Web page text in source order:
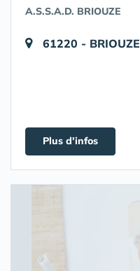
A.S.S.A.D. BRIOUZE
61220 - BRIOUZE
Plus d'infos